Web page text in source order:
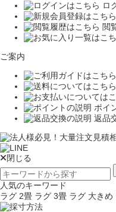
ロ
閲
ご案内
ポイ
返品
閉じる
人気のキーワード
ラグ 2畳 ラグ 3畳 ラグ 大きめ